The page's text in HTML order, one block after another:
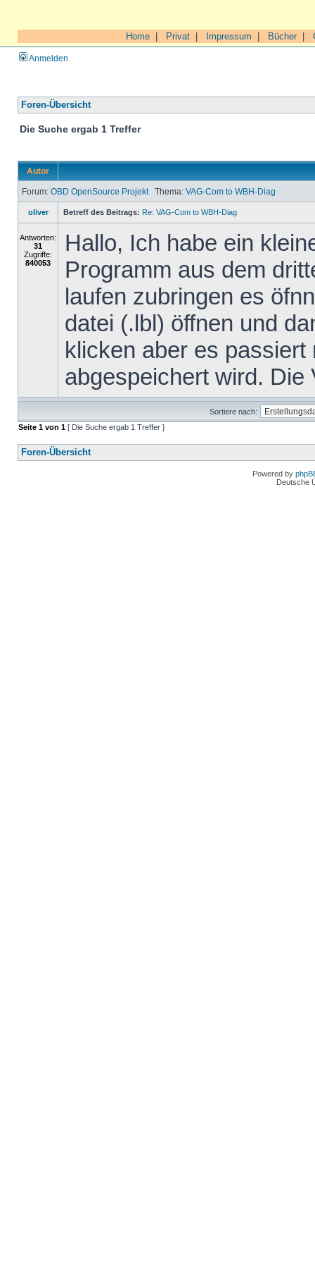
Home Privat Impressum Bücher|
Anmelden
Foren-Übersicht
Die Suche ergab 1 Treffer
Autor
Forum: OBD OpenSource ProjektThema: VAG-Com to WBH-Diag
oliver Betreff des Beitrags: Re: VAG-Com to WBH-Diag
Antworten:
31
Zugriffe:
840053
Hallo, Ich habe ein
Programm aus dem
laufen zubringen es
datei (.lbl) öffnen und
klicken aber es
abgespeichert wird. Die
Sortiere nach:
Seite 1 von 1 [ Die Suche ergab 1 Treffer ]
Foren-Übersicht
Powered by
Deutsche